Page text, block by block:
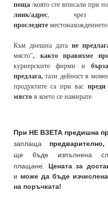
поща /която сте вписали при
линк/адрес , чрез
проследите
Към днешна дата не
място", както правихме
куриерските фирми и
предлага, тази дейност в
продуктите са при вас
място в което се намирате.
При НЕ ВЗЕТА предишна
заплаща
ще бъде изпълнена
плащане. Цената за
и може да бъде
на поръчката!